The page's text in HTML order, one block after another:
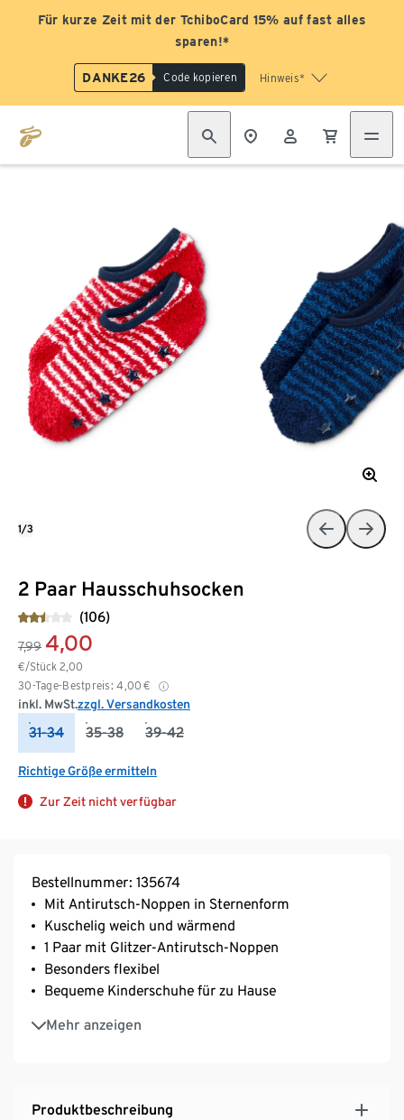
Für kurze Zeit mit der TchiboCard 15% auf fast alles
sparen!*
DANKE26 Code kopieren Hinweis*
2 Paar Hausschuhsocken
(106)
7,99 4,00
€/Stück 2,00
30-Tage-Bestpreis: 4,00 €
inkl. MwSt.zzgl. Versandkosten
31-34 35-38 39-42
Richtige Größe ermitteln
Zur Zeit nicht verfügbar
1/3
Bestellnummer: 135674
Mit Antirutsch-Noppen in Sternenform
Kuschelig weich und wärmend
1 Paar mit Glitzer-Antirutsch-Noppen
Besonders flexibel
Bequeme Kinderschuhe für zu Hause
Mehr anzeigen
Elastischer Einstieg zum kinderleichten Anziehen
Produktbeschreibung